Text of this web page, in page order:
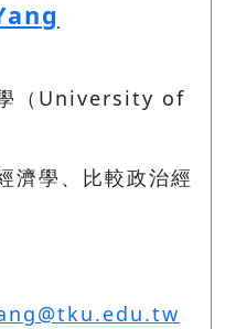
（University of
濟學、比較政治經